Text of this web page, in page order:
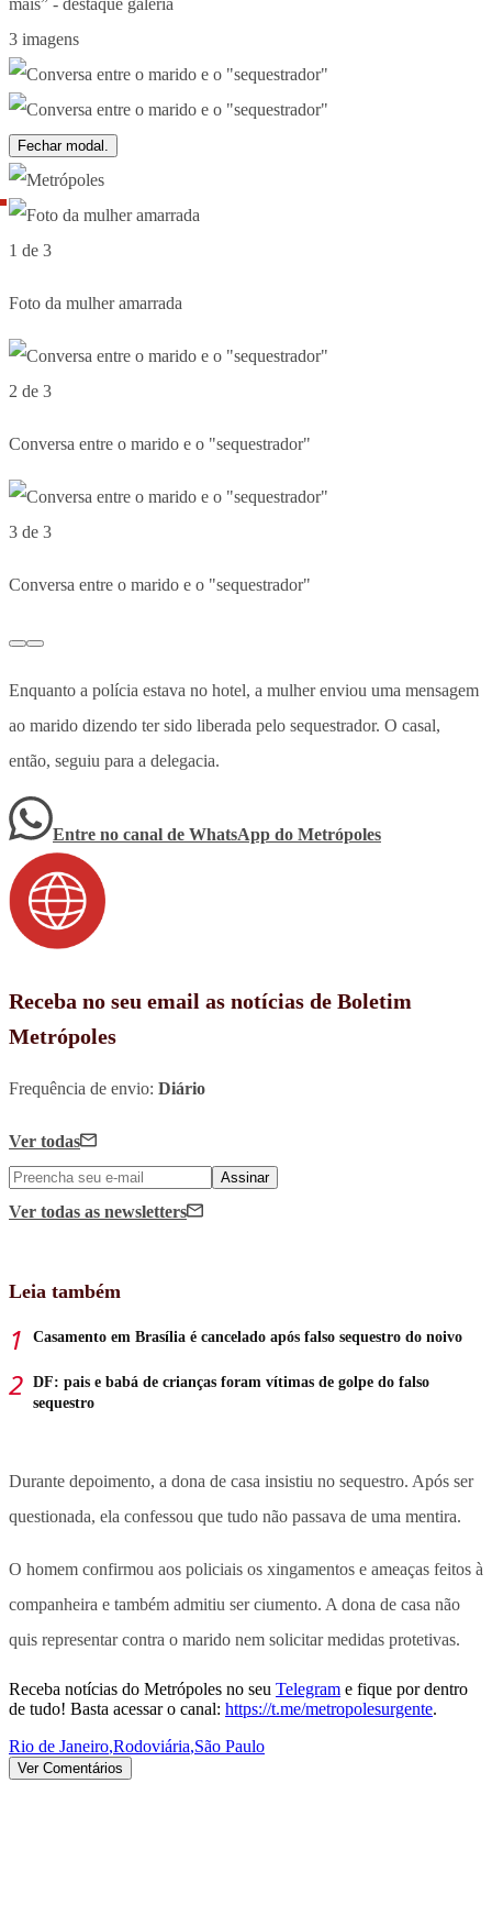
3 imagens
Fechar modal.
1 de 3
Foto da mulher amarrada
2 de 3
Conversa entre o marido e o "sequestrador"
3 de 3
Conversa entre o marido e o "sequestrador"
Enquanto a polícia estava no hotel, a mulher enviou uma mensagem
ao marido dizendo ter sido liberada pelo sequestrador. O casal,
então, seguiu para a delegacia.
Entre no canal de WhatsApp do Metrópoles
Receba no seu email as notícias de Boletim
Metrópoles
Frequência de envio: Diário
Ver todas
Assinar
Ver todas as newsletters
Leia também
Casamento em Brasília é cancelado após falso sequestro do noivo
DF: pais e babá de crianças foram vítimas de golpe do falso
sequestro
Durante depoimento, a dona de casa insistiu no sequestro. Após ser
questionada, ela confessou que tudo não passava de uma mentira.
O homem confirmou aos policiais os xingamentos e ameaças feitos à
companheira e também admitiu ser ciumento. A dona de casa não
quis representar contra o marido nem solicitar medidas protetivas.
Receba notícias do Metrópoles no seu Telegram e fique por dentro
de tudo! Basta acessar o canal: https://t.me/metropolesurgente.
Rio de Janeiro,Rodoviária,São Paulo
Ver Comentários